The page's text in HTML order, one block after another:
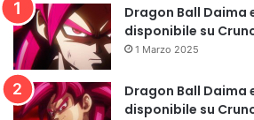
Dragon Ball Daima
disponibile su
1 Marzo 2025
Dragon Ball Daima
disponibile su